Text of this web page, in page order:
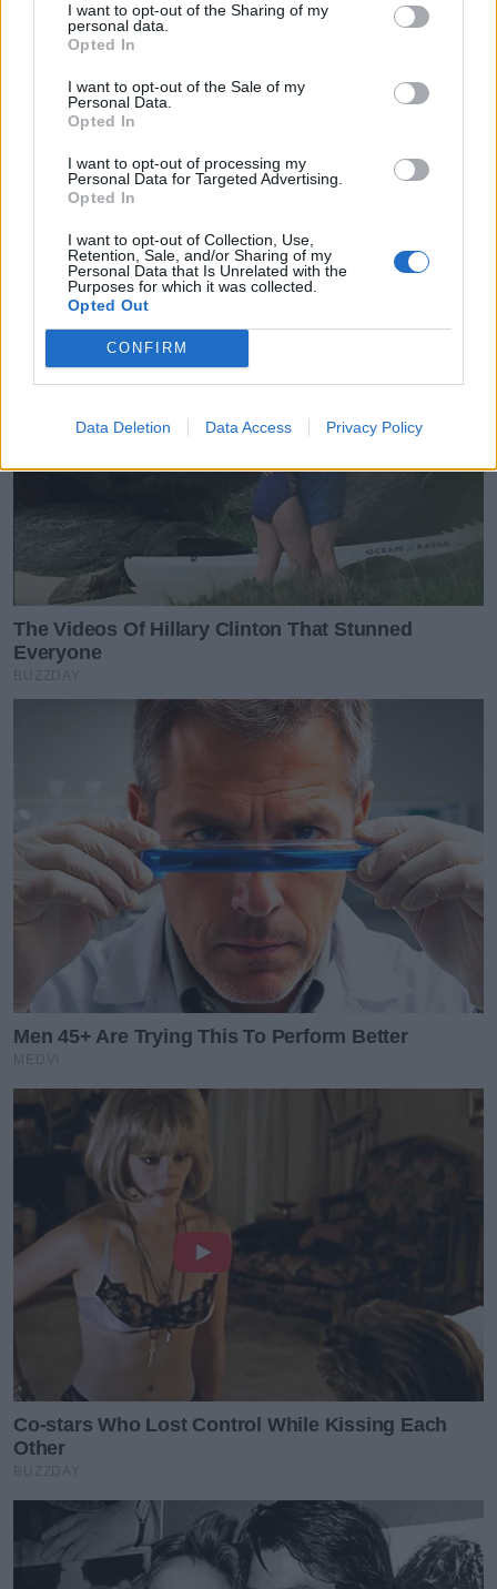
I want to opt-out of the Sharing of my
personal data.
Opted In
I want to opt-out of the Sale of my
Personal Data.
Opted In
I want to opt-out of processing my
Personal Data for Targeted Advertising.
Opted In
I want to opt-out of Collection, Use,
Retention, Sale, and/or Sharing of my
Personal Data that Is Unrelated with the
Purposes for which it was collected.
Opted Out
CONFIRM
Data Deletion Data Access Privacy Policy